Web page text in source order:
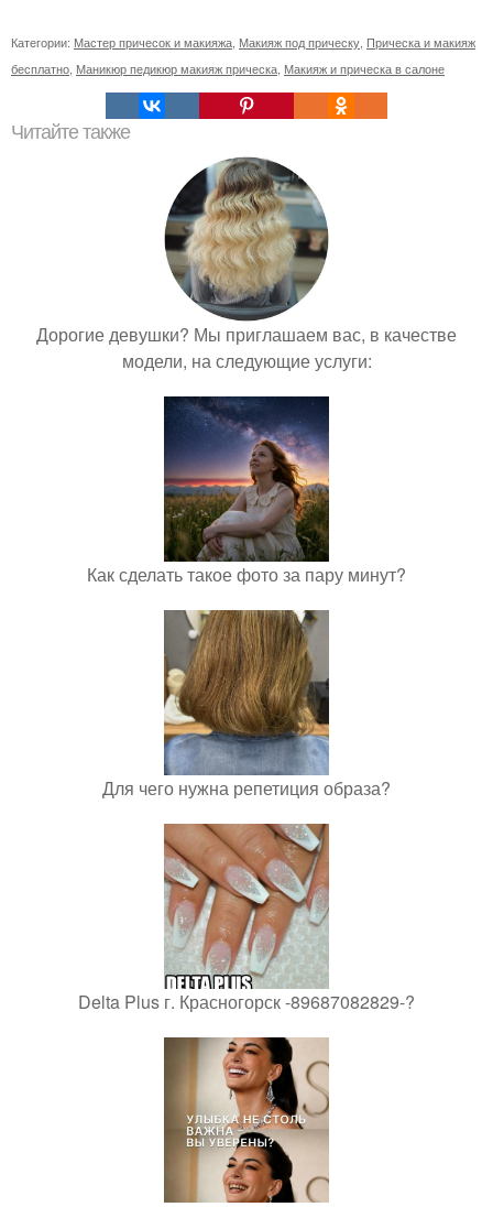
Категории: Мастер причесок и макияжа Макияж под прическу Прическа и макияж
бесплатно Маникюр педикюр макияж прическа Макияж и прическа в салоне
Читайте также
Дорогие девушки? Мы приглашаем вас, в качестве
модели, на следующие услуги:
Как сделать такое фото за пару минут?
Для чего нужна репетиция образа?
Delta Plus г. Красногорск -89687082829-?